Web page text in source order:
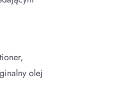
olej